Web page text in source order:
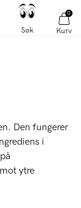
Søk
0
Kurv
Den fungerer
i
ytre